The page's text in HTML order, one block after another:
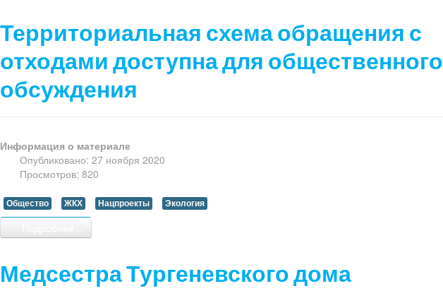
Территориальная схема обращения с
отходами доступна для общественного
обсуждения
Информация о материале
Опубликовано: 27 ноября 2020
Просмотров: 820
Общество ЖКХ Нацпроекты Экология
Медсестра Тургеневского дома